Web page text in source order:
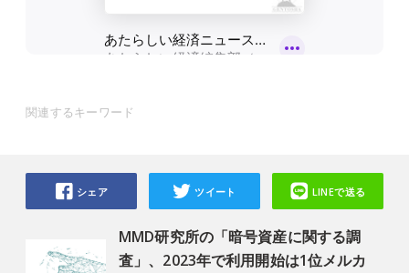
関連するキーワード
MMD研究所の「暗号資産に関する調
査」、2023年で利用開始は1位メルカ
シェア ツイート LINEで送る